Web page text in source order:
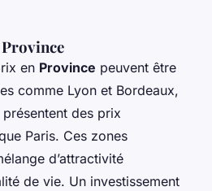
en Province peuvent être
comme Lyon et Bordeaux,
des prix
Paris. Ces zones
d’attractivité
de vie. Un investissement